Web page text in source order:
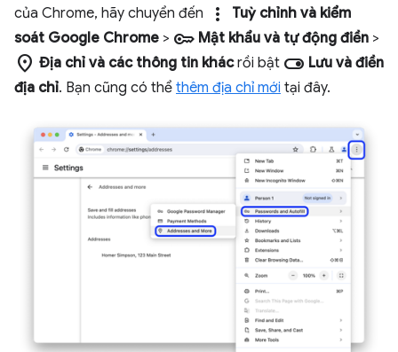
của Chrome, hãy chuyển đến
more_vert
Tuỳ chỉnh và kiểm
soát Google Chrome > key Mật khẩu và tự động điền >
location_on Địa chỉ và các thông tin khácrồi bật toggle_on Lưu và điền
địa chỉ. Bạn cũng có thể thêm địa chỉ mới tại đây.